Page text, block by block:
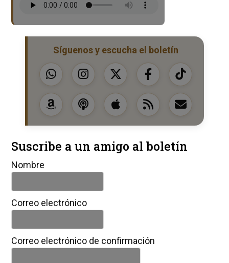
Síguenos y escucha el boletín
Suscribe a un amigo al boletín
Nombre
Correo electrónico
Correo electrónico de confirmación